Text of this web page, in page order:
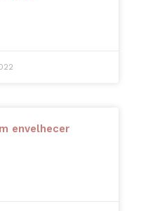
envelhecer